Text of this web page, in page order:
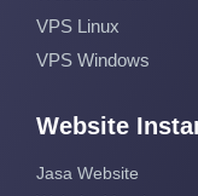
VPS Linux
VPS Windows
Website
Jasa Website